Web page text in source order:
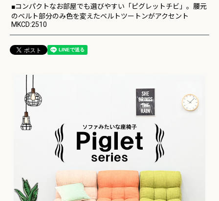
■コンパクトなお部屋でも選びやすい「ピグレットチビ」。腰元
のベルト部分のみ色を変えたベルトツートンがアクセント
MKCD:2510